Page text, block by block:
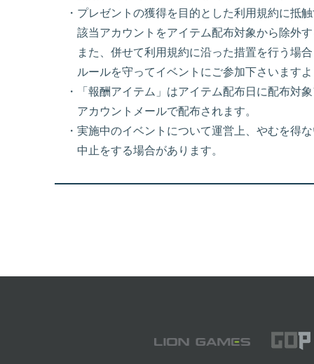
・プレゼントの獲得を目的とした利用規約に抵
該当アカウントをアイテム配布対象から除外
また、併せて利用規約に沿った措置を行う場
ルールを守ってイベントにご参加下さいます
・「報酬アイテム」はアイテム配布日に配布対
アカウントメールで配布されます。
・実施中のイベントについて運営上、やむを得
中止をする場合があります。